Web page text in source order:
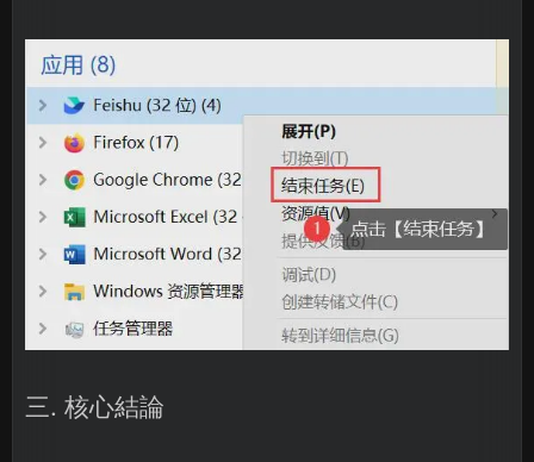
三. 核心結論